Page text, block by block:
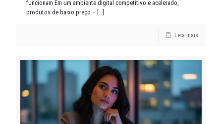
funcionam Em um ambiente digital competitivo e acelerado,
produtos de baixo preço – […]
Leia mais